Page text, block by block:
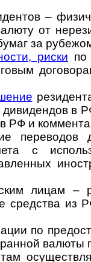
–
от
за
риски по
ди­ви­ден­дов в
РФ и
переводов
с
лицам –
сред­ства из
по
ва­люты